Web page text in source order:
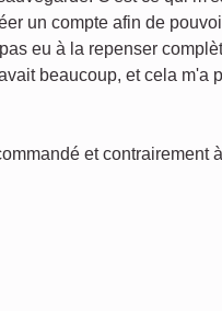
un compte afin de
eu à la repenser
beaucoup, et cela m'a
et contrairement